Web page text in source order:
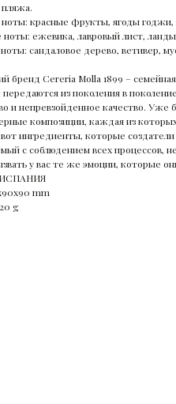
ноты: красные фрукты, ягоды годжи,
ежевика, лавровый лист,
сандаловое дерево, ветивер,
бренд Cereria Molla 1899 –
из поколения в
и непревзойденное качество. Уже
композиции, каждая из
вот ингредиенты, которые
с соблюдением всех процессов,
у вас те же эмоции, которые
ИСПАНИЯ
mm
g